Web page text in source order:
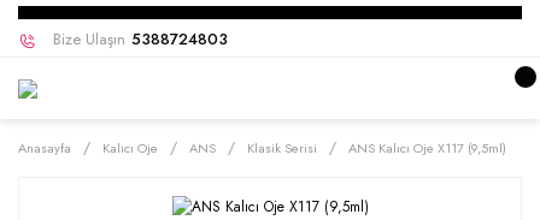
Bize Ulaşın 5388724803
Anasayfa Kalıcı Oje ANS Klasik Serisi ANS Kalıcı Oje X117 (9,5ml)